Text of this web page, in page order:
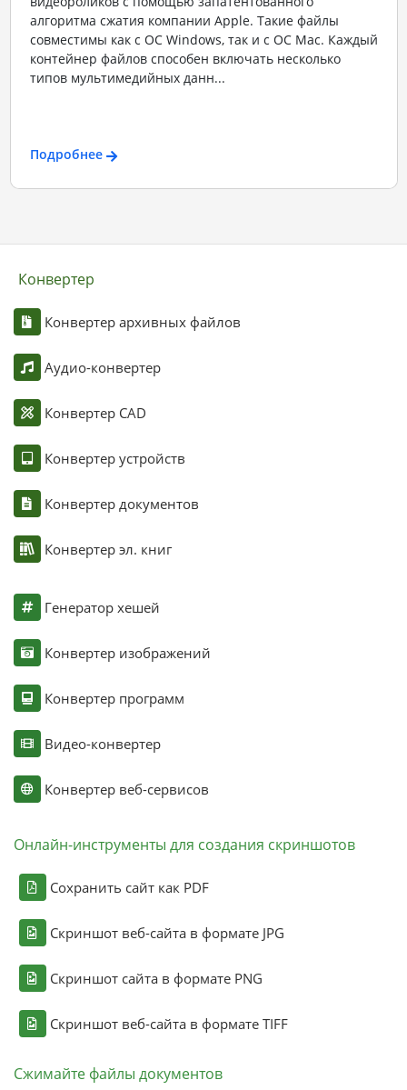
алгоритма сжатия компании Apple. Такие файлы
совместимы как с ОС Windows, так и с ОС Mac. Каждый
контейнер файлов способен включать несколько
типов мультимедийных данн...
Подробнее
Конвертер
Конвертер архивных файлов
Аудио-конвертер
Конвертер CAD
Конвертер устройств
Конвертер документов
Конвертер эл. книг
Генератор хешей
Конвертер изображений
Конвертер программ
Видео-конвертер
Конвертер веб-сервисов
Онлайн-инструменты для создания скриншотов
Сохранить сайт как PDF
Скриншот веб-сайта в формате JPG
Скриншот сайта в формате PNG
Скриншот веб-сайта в формате TIFF
Сжимайте файлы документов